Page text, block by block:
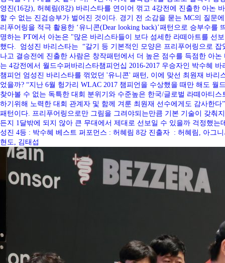
영진(16강), 허혜림(8강) 바리스타를 연이어 꺾고 4강전에 진출한 아논
할 수 없는 진검승부가 벌어진 것이다. 경기 전 소감을 묻는 MC의 질문
리푸어링을 적극 활용한 ‘유니콘(Dear looking back)’패턴으로 승부수
명하는 PT에서 아논은 "많은 바리스타들이 보다 섬세한 라떼아트를 선
했다. 엄성진 바리스타는 “갈기 등 기본적인 모양은 프리푸어링으로
나고 결승전에 진출한 사람은 창작패턴에서 더 높은 점수를 득점한 아
는 4강전에서 월드수퍼바리스타챔피언십 2016-2017 우승자인 박수혜
챔피언 엄성진 바리스타를 꺾었던 '유니콘' 패턴, 이에 맞선 최원재 바
었을까? “지난 6월 헝가리 WLAC 2017 챔피언을 수상했을 때만 해도
찾아볼 수 없는 독특한 대회 분위기와 수준높은 한국/글로벌 라떼아티
하기위해 노력한 대회 관계자 및 함께 겨룬 최원재 선수에게도 감사한
패턴이다. 프리푸어링으로만 그림을 그려야되는만큼 기본 기술이 갖춰
든지 1달밖에 되지 않아 큰 무대에서 제대로 선보일 수 있을까 걱정했
성진 4등 : 박수혜 베스트 퍼포먼스 : 허혜림 8강 진출자 : 허혜림, 아그
현도, 김태섭